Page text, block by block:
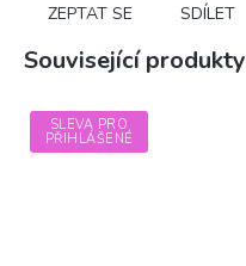
ZEPTAT SE SDÍLET
Související produkty
SLEVA PRO
PŘIHLÁŠENÉ